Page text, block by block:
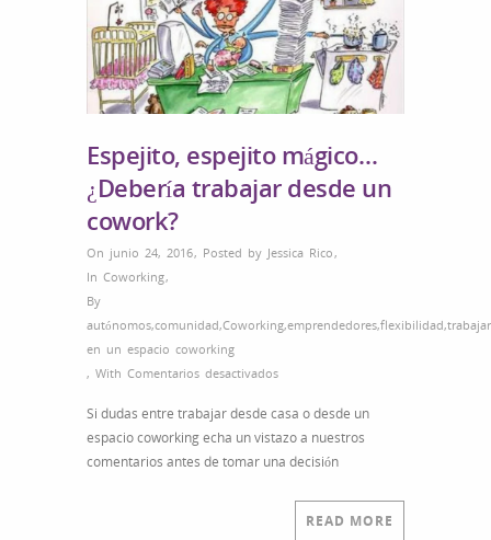
Espejito, espejito mágico…
¿Debería trabajar desde un
cowork?
On junio 24, 2016, Posted by Jessica Rico,
In Coworking,
By
autónomos,comunidad,Coworking,emprendedores,flexibilidad,trabajar
en un espacio coworking
, With Comentarios desactivadosen
espejito
mágico…
¿Debería
desde
Si dudas entre trabajar desde casa o desde un
espacio coworking echa un vistazo a nuestros
comentarios antes de tomar una decisión
READ MORE